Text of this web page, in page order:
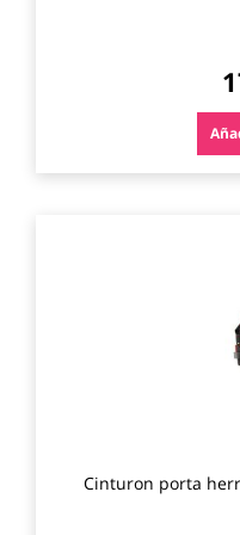
Cinturon porta